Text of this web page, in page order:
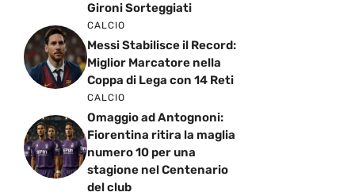
Gironi Sorteggiati
CALCIO
Messi Stabilisce il Record:
Miglior Marcatore nella
Coppa di Lega con 14 Reti
CALCIO
Omaggio ad Antognoni:
Fiorentina ritira la maglia
numero 10 per una
stagione nel Centenario
del club